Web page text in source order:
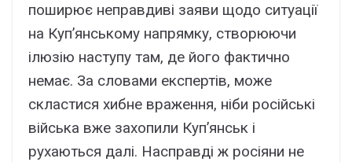
поширює неправдиві заяви щодо ситуації
на Куп’янському напрямку, створюючи
ілюзію наступу там, де його фактично
немає. За словами експертів, може
скластися хибне враження, ніби російські
війська вже захопили Куп’янськ і
рухаються далі. Насправді ж росіяни не